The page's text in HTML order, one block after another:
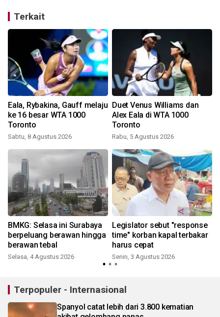
Terkait
Eala, Rybakina, Gauff melaju
ke 16 besar WTA 1000
Toronto
Sabtu, 8 Agustus 2026
Duet Venus Williams dan
Alex Eala di WTA 1000
Toronto
Rabu, 5 Agustus 2026
BMKG: Selasa ini Surabaya
berpeluang berawan hingga
berawan tebal
Selasa, 4 Agustus 2026
Legislator sebut "response
time" korban kapal terbakar
harus cepat
Senin, 3 Agustus 2026
Terpopuler - Internasional
Spanyol catat lebih dari 3.800 kematian